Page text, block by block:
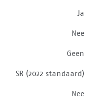
Ja
Nee
Geen
SR (2022 standaard)
Nee